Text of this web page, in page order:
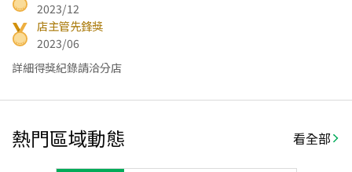
2023/12
店主管先鋒獎
2023/06
詳細得獎紀錄請洽分店
熱門區域動態 看全部